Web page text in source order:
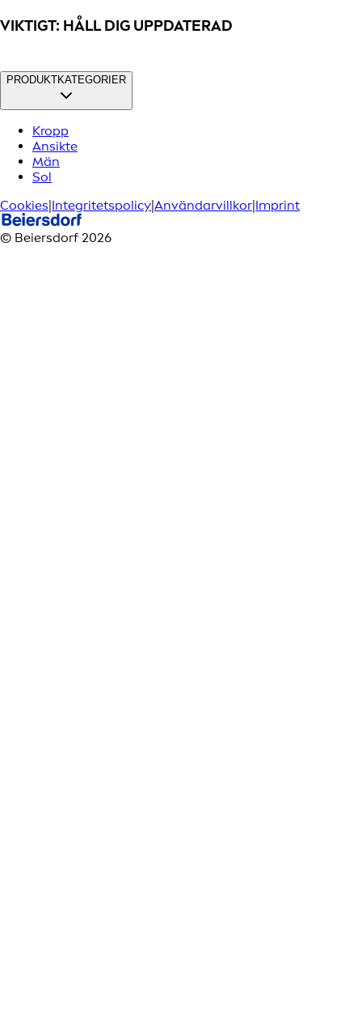
VIKTIGT: HÅLL DIG UPPDATERAD
PRODUKTKATEGORIER
Kropp
Ansikte
Män
Sol
Cookies|Integritetspolicy|Användarvillkor|Imprint
© Beiersdorf 2026